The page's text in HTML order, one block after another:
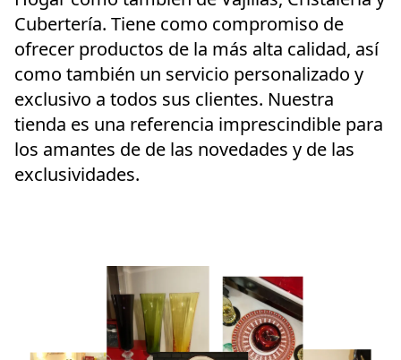
Cubertería. Tiene como compromiso de
ofrecer productos de la más alta calidad, así
como también un servicio personalizado y
exclusivo a todos sus clientes. Nuestra
tienda es una referencia imprescindible para
los amantes de de las novedades y de las
exclusividades.